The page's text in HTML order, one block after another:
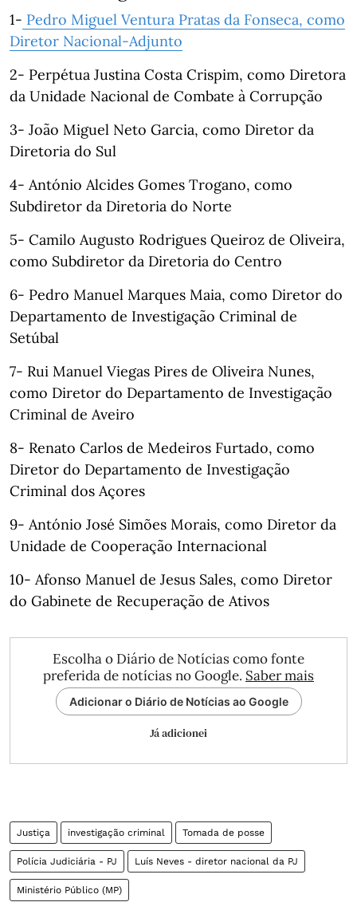
1- Pedro Miguel Ventura Pratas da Fonseca, como
Diretor Nacional-Adjunto
2- Perpétua Justina Costa Crispim, como Diretora
da Unidade Nacional de Combate à Corrupção
3- João Miguel Neto Garcia, como Diretor da
Diretoria do Sul
4- António Alcides Gomes Trogano, como
Subdiretor da Diretoria do Norte
5- Camilo Augusto Rodrigues Queiroz de Oliveira,
como Subdiretor da Diretoria do Centro
6- Pedro Manuel Marques Maia, como Diretor do
Departamento de Investigação Criminal de
Setúbal
7- Rui Manuel Viegas Pires de Oliveira Nunes,
como Diretor do Departamento de Investigação
Criminal de Aveiro
8- Renato Carlos de Medeiros Furtado, como
Diretor do Departamento de Investigação
Criminal dos Açores
9- António José Simões Morais, como Diretor da
Unidade de Cooperação Internacional
10- Afonso Manuel de Jesus Sales, como Diretor
do Gabinete de Recuperação de Ativos
Escolha o Diário de Notícias como fonte
preferida de notícias no Google. Saber mais
Adicionar o Diário de Notícias ao Google
Já adicionei
Justiça investigação criminal Tomada de posse
Polícia Judiciária - PJ Luís Neves - diretor nacional da PJ
Ministério Público (MP)